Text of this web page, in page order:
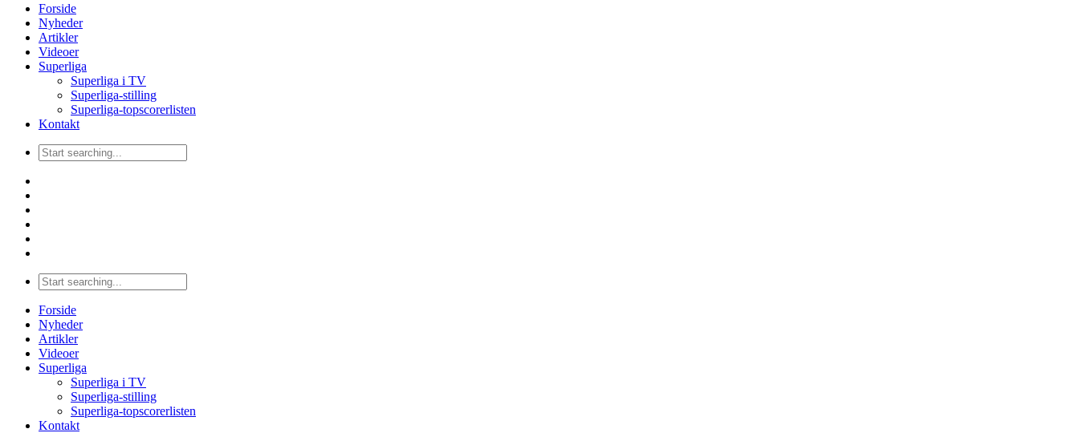
Forside
Nyheder
Artikler
Videoer
Superliga
Superliga i TV
Superliga-stilling
Superliga-topscorerlisten
Kontakt
Forside
Nyheder
Artikler
Videoer
Superliga
Superliga i TV
Superliga-stilling
Superliga-topscorerlisten
Kontakt